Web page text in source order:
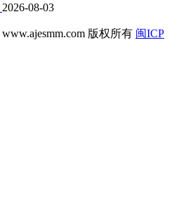
2026-08-03
www.ajesmm.com 版权所有 闽ICP